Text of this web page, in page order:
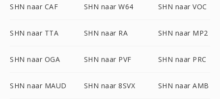
SHN naar CAF SHN naar W64 SHN naar VOC
SHN naar TTA SHN naar RA SHN naar MP2
SHN naar OGA SHN naar PVF SHN naar PRC
SHN naar MAUD SHN naar 8SVX SHN naar AMB